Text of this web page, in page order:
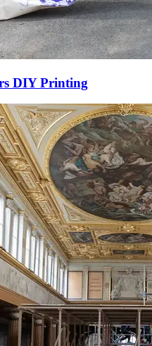
DIY Printing